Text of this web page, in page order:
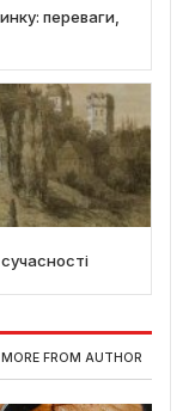
переваги,
MORE FROM AUTHOR